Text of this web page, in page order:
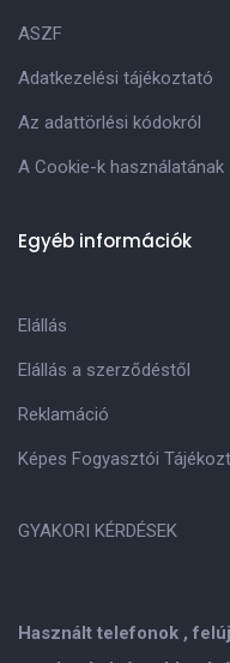
Használt telefonok ,
ASZF
Adatkezelési tájékoztató
Az adattörlési kódokról
A Cookie-k
Egyéb információk
Elállás
Elállás a szerződéstől
Reklamáció
Képes Fogyasztói
GYAKORI KÉRDÉSEK